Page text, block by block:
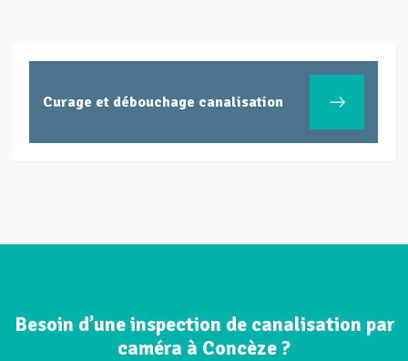
Curage et débouchage canalisation
Besoin d’une inspection de canalisation par
caméra à Concèze ?